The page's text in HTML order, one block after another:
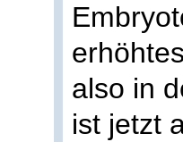
also in
ist jetzt